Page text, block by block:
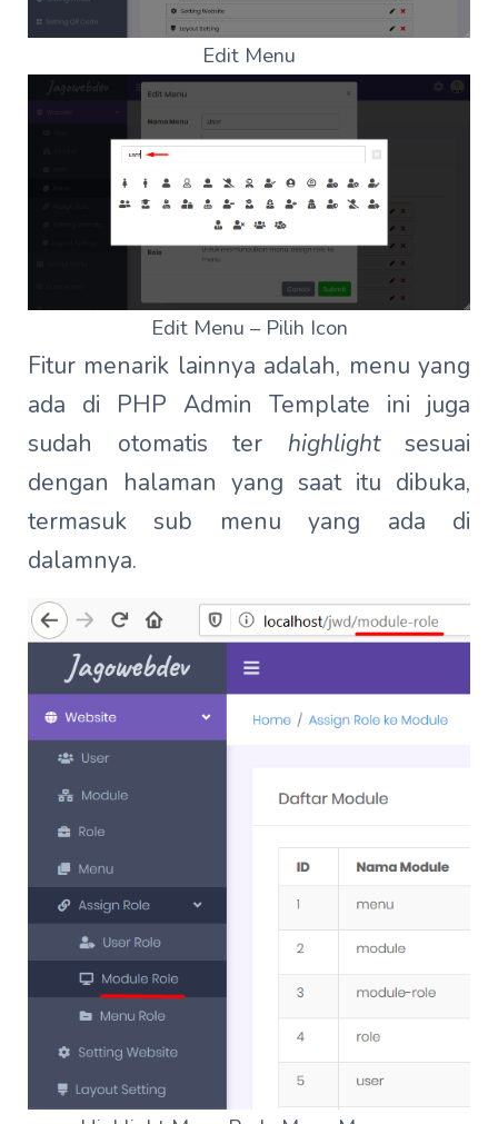
Edit Menu
Edit Menu – Pilih Icon
Fitur menarik lainnya adalah, menu yang
ada di PHP Admin Template ini juga
sudah otomatis ter highlightsesuai
dengan halaman yang saat itu dibuka,
termasuk sub menu yang ada di
dalamnya.